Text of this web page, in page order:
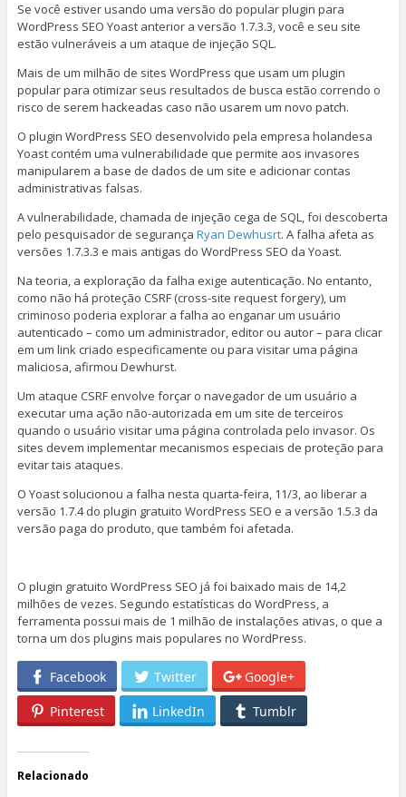
Se você estiver usando uma versão do popularplugin para
WordPress SEO Yoast anterior a versão 1.7.3.3,você e seu site
estão vulneráveis a um ataque de injeção SQL.
Mais de um milhão de sites WordPress que usam um plugin
popular para otimizar seus resultados de busca estão correndo o
risco de serem hackeadas caso não usarem um novo patch.
O plugin WordPress SEO desenvolvido pela empresa holandesa
Yoast contém uma vulnerabilidade que permite aos invasores
manipularem a base de dados de um site e adicionar contas
administrativas falsas.
A vulnerabilidade, chamada de injeção cega de SQL, foi descoberta
pelo pesquisador de segurança Ryan Dewhusrt. A falha afeta as
versões 1.7.3.3 e mais antigas do WordPress SEO da Yoast.
Na teoria, a exploração da falha exige autenticação. No entanto,
como não há proteção CSRF (cross-site request forgery), um
criminoso poderia explorar a falha ao enganar um usuário
autenticado – como um administrador, editor ou autor – para clicar
em um link criado especificamente ou para visitar uma página
maliciosa, afirmou Dewhurst.
Um ataque CSRF envolve forçar o navegador de um usuário a
executar uma ação não-autorizada em um site de terceiros
quando o usuário visitar uma página controlada pelo invasor. Os
sites devem implementar mecanismos especiais de proteção para
evitar tais ataques.
O Yoast solucionou a falha nesta quarta-feira, 11/3, ao liberar a
versão 1.7.4 do plugin gratuito WordPress SEO e a versão 1.5.3 da
versão paga do produto, que também foi afetada.
O plugin gratuito WordPress SEO já foi baixado mais de 14,2
milhões de vezes. Segundo estatísticas do WordPress, a
ferramenta possui mais de 1 milhão de instalações ativas, o que a
torna um dos plugins mais populares no WordPress.
Facebook Twitter
Google+
Pinterest
LinkedIn Tumblr
Relacionado